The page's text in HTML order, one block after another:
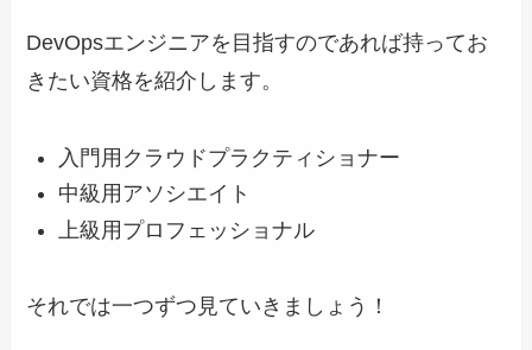
DevOpsエンジニアを目指すのであれば持ってお
きたい資格を紹介します。
入門用クラウドプラクティショナー
中級用アソシエイト
上級用プロフェッショナル
それでは一つずつ見ていきましょう！